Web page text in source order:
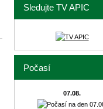
Sledujte TV APIC
Počasí
07.08.